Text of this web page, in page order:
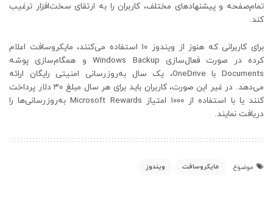
تمام‌صفحه و پیشنهادهای مختلف، کاربران را به ارتقای سخت‌افزار ترغیب
کند.
برای کاربرانی که هنوز از ویندوز ۱۰ استفاده می‌کنند، مایکروسافت اعلام
کرده در صورت فعال‌سازی Windows Backup و همگام‌سازی پوشه
Documents با OneDrive، یک سال به‌روزرسانی امنیتی رایگان ارائه
می‌دهد. در غیر این صورت، کاربران باید برای هر سال مبلغ ۳۰ دلار پرداخت
کنند یا با استفاده از ۱۰۰۰ امتیاز Microsoft Rewards به‌روزرسانی‌ها را
دریافت نمایند.
موضوع مایکروسافت ویندوز